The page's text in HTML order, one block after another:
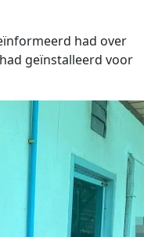
had over
geïnstalleerd voor